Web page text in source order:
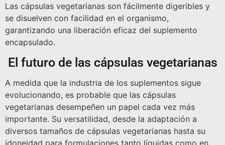
Las cápsulas vegetarianas son fácilmente digeribles y
se disuelven con facilidad en el organismo,
garantizando una liberación eficaz del suplemento
encapsulado.
El futuro de las cápsulas vegetarianas
A medida que la industria de los suplementos sigue
evolucionando, es probable que las cápsulas
vegetarianas desempeñen un papel cada vez más
importante. Su versatilidad, desde la adaptación a
diversos tamaños de cápsulas vegetarianas hasta su
idoneidad para formulaciones tanto líquidas como en